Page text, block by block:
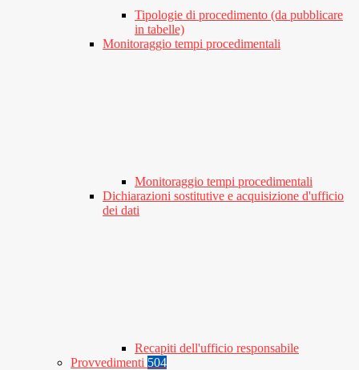
Tipologie di procedimento (da pubblicare
in tabelle)
Monitoraggio tempi procedimentali
Monitoraggio tempi procedimentali
Dichiarazioni sostitutive e acquisizione d'ufficio
dei dati
Recapiti dell'ufficio responsabile
Provvedimenti 504